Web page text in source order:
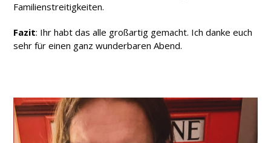
Familienstreitigkeiten.
Fazit: Ihr habt das alle großartig gemacht. Ich danke euch
sehr für einen ganz wunderbaren Abend.